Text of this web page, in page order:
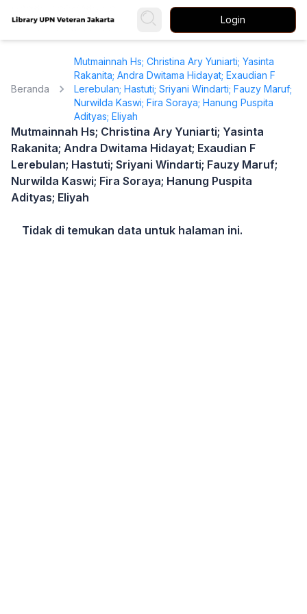
Login
Beranda
Mutmainnah Hs; Christina Ary Yuniarti; Yasinta
Rakanita; Andra Dwitama Hidayat; Exaudian F
Lerebulan; Hastuti; Sriyani Windarti; Fauzy Maruf;
Nurwilda Kaswi; Fira Soraya; Hanung Puspita
Adityas; Eliyah
Mutmainnah Hs; Christina Ary Yuniarti; Yasinta
Rakanita; Andra Dwitama Hidayat; Exaudian F
Lerebulan; Hastuti; Sriyani Windarti; Fauzy Maruf;
Nurwilda Kaswi; Fira Soraya; Hanung Puspita
Adityas; Eliyah
Tidak di temukan data untuk halaman ini.